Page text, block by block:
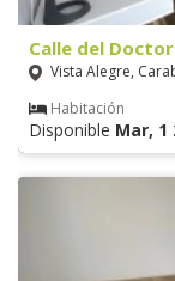
Calle del
Vista Alegre,
Habitación
Disponible Mar, 1